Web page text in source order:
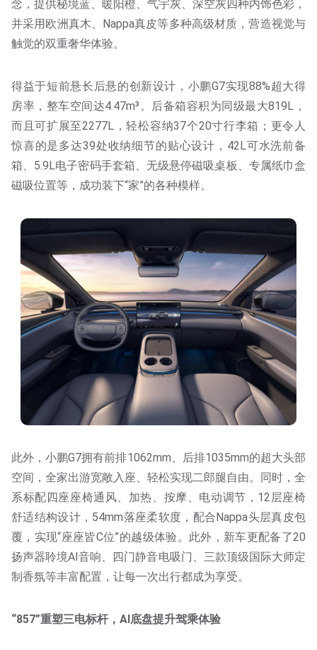
念，提供秘境蓝、暖阳橙、气宇灰、深空灰四种内饰色彩，
并采用欧洲真木、Nappa真皮等多种高级材质，营造视觉与
触觉的双重奢华体验。
得益于短前悬长后悬的创新设计，小鹏G7实现88%超大得
房率，整车空间达4.47m³。后备箱容积为同级最大819L，
而且可扩展至2277L，轻松容纳37个20寸行李箱；更令人
惊喜的是多达39处收纳细节的贴心设计，42L可水洗前备
箱、5.9L电子密码手套箱、无级悬停磁吸桌板、专属纸巾盒
磁吸位置等，成功装下“家”的各种模样。
此外，小鹏G7拥有前排1062mm、后排1035mm的超大头部
空间，全家出游宽敞入座、轻松实现二郎腿自由。同时，全
系标配四座座椅通风、加热、按摩、电动调节，12层座椅
舒适结构设计，54mm落座柔软度，配合Nappa头层真皮包
覆，实现“座座皆C位”的越级体验。此外，新车更配备了20
扬声器聆境AI音响、四门静音电吸门、三款顶级国际大师定
制香氛等丰富配置，让每一次出行都成为享受。
“857”重塑三电标杆，AI底盘提升驾乘体验